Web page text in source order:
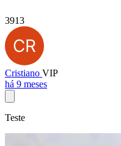
3913
Cristiano VIP
há 9 meses
Teste